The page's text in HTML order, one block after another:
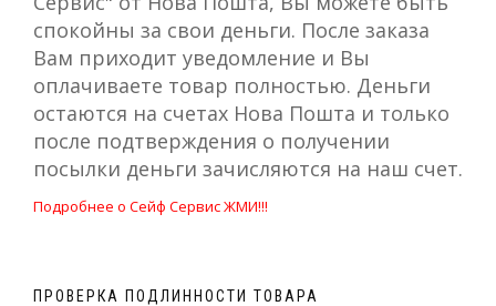
спокойны за свои деньги. После заказа
Вам приходит уведомление и Вы
оплачиваете товар полностью. Деньги
остаются на счетах Нова Пошта и только
после подтверждения о получении
посылки деньги зачисляются на наш счет.
Подробнее о Сейф Сервис ЖМИ!!!
ПРОВЕРКА ПОДЛИННОСТИ ТОВАРА